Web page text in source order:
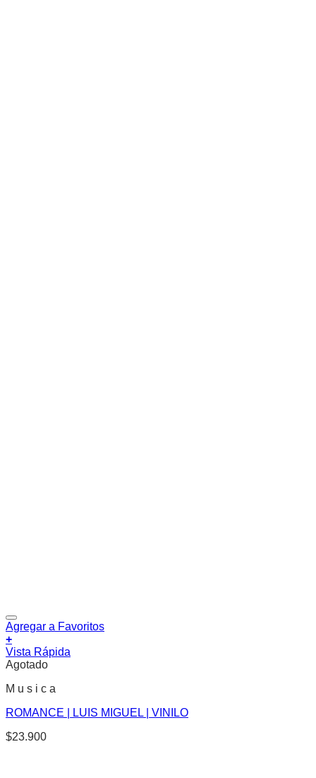
Agregar a Favoritos
+
Vista Rápida
Agotado
M u s i c a
ROMANCE | LUIS MIGUEL | VINILO
$23.900